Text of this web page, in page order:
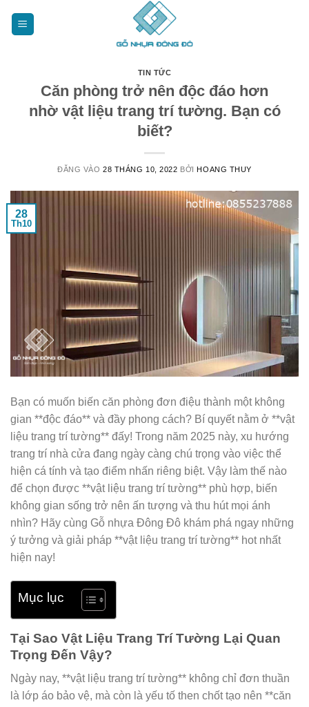
TIN TỨC
Căn phòng trở nên độc đáo hơn
nhờ vật liệu trang trí tường. Bạn có
biết?
ĐĂNG VÀO28 THÁNG 10, 2022 BỞIHOANG THUY
28
Th10
Bạn có muốn biến căn phòng đơn điệu thành một không
gian **độc đáo** và đầy phong cách? Bí quyết nằm ở **vật
liệu trang trí tường** đấy! Trong năm 2025 này, xu hướng
trang trí nhà cửa đang ngày càng chú trọng vào việc thể
hiện cá tính và tạo điểm nhấn riêng biệt. Vậy làm thế nào
để chọn được **vật liệu trang trí tường** phù hợp, biến
không gian sống trở nên ấn tượng và thu hút mọi ánh
nhìn? Hãy cùng Gỗ nhựa Đông Đô khám phá ngay những
ý tưởng và giải pháp **vật liệu trang trí tường** hot nhất
hiện nay!
Mục lục
Tại Sao Vật Liệu Trang Trí Tường Lại Quan
Trọng Đến Vậy?
Ngày nay, **vật liệu trang trí tường** không chỉ đơn thuần
là lớp áo bảo vệ, mà còn là yếu tố then chốt tạo nên **căn